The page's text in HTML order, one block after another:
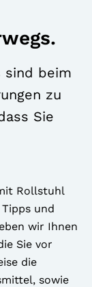
sind beim
zu
Sie
Rollstuhl
und
wir Ihnen
Sie vor
die
sowie